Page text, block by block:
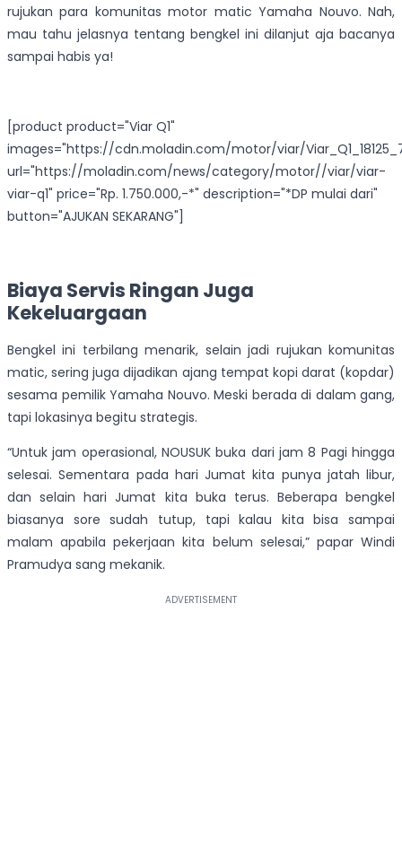
rujukan para komunitas motor matic Yamaha Nouvo. Nah,
mau tahu jelasnya tentang bengkel ini dilanjut aja bacanya
sampai habis ya!
[product product="Viar Q1"
images="https://cdn.moladin.com/motor/viar/
url="https://moladin.com/news/category/motor//viar/viar-
viar-q1" price="Rp. 1.750.000,-*" description="*DP mulai dari"
button="AJUKAN SEKARANG"]
Biaya Servis Ringan Juga
Kekeluargaan
Bengkel ini terbilang menarik, selain jadi rujukan komunitas
matic, sering juga dijadikan ajang tempat kopi darat (kopdar)
sesama pemilik Yamaha Nouvo. Meski berada di dalam gang,
tapi lokasinya begitu strategis.
“Untuk jam operasional, NOUSUK buka dari jam 8 Pagi hingga
selesai. Sementara pada hari Jumat kita punya jatah libur,
dan selain hari Jumat kita buka terus. Beberapa bengkel
biasanya sore sudah tutup, tapi kalau kita bisa sampai
malam apabila pekerjaan kita belum selesai,” papar Windi
Pramudya sang mekanik.